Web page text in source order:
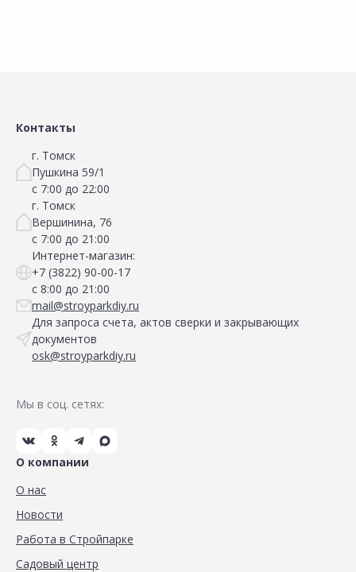
Контакты
г. Томск
Пушкина 59/1
с 7:00 до 22:00
г. Томск
Вершинина, 76
с 7:00 до 21:00
Интернет-магазин:
+7 (3822) 90-00-17
с 8:00 до 21:00
mail@stroyparkdiy.ru
Для запроса счета, актов сверки и закрывающих
документов
osk@stroyparkdiy.ru
Мы в соц. сетях:
О компании
О нас
Новости
Работа в Стройпарке
Садовый центр